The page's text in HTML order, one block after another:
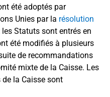
été adoptés par
Unies par la résolution
Statuts sont entrés en
été modifiés à plusieurs
de recommandations
mixte de la Caisse. Les
la Caisse sont
Owner Alliance